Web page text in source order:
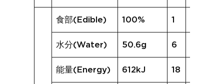
食部(Edible) 100% 1
水分(Water) 50.6g 6
能量(Energy) 612kJ 18